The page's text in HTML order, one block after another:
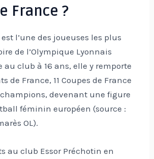
France ?
l’une des joueuses les plus
de l’Olympique Lyonnais
au club à 16 ans, elle y remporte
de France, 11 Coupes de France
devenant une figure
féminin européen (source :
OL).
au club Essor Préchotin en